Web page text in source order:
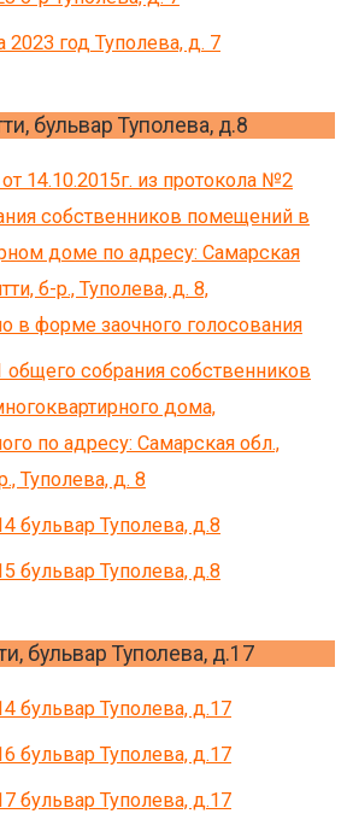
2023 год Туполева, д. 7
бульвар Туполева, д.8
14.10.2015г. из протокола №2
собственников помещений в
доме по адресу: Самарская
б-р., Туполева, д. 8,
в форме заочного голосования
собрания собственников
дома,
по адресу: Самарская обл.,
Туполева, д. 8
бульвар Туполева, д.8
бульвар Туполева, д.8
бульвар Туполева, д.17
бульвар Туполева, д.17
бульвар Туполева, д.17
бульвар Туполева, д.17